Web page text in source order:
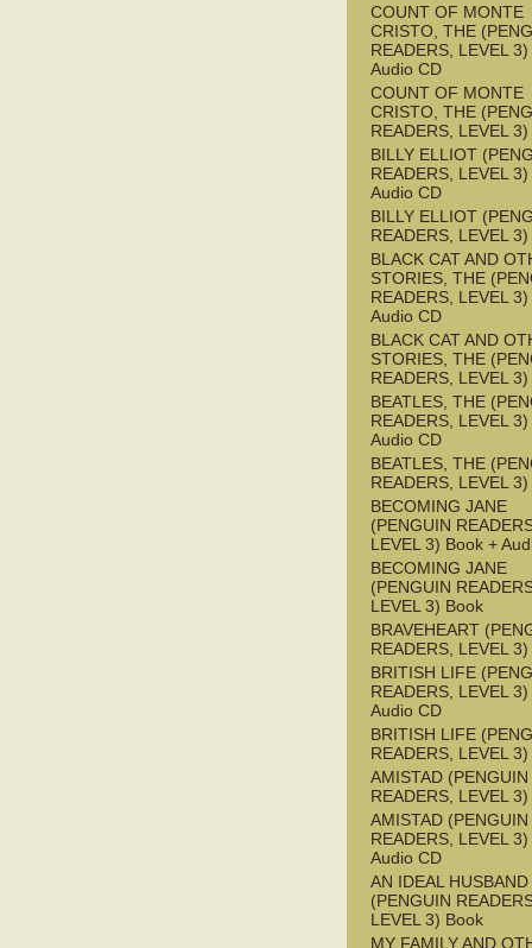
COUNT OF MONTE
CRISTO, THE
READERS, LEVEL
Audio CD
COUNT OF MONTE
CRISTO, THE
READERS, LEVEL
BILLY ELLIOT
READERS, LEVEL
Audio CD
BILLY ELLIOT
READERS, LEVEL
BLACK CAT AND
STORIES, THE
READERS, LEVEL
Audio CD
BLACK CAT AND
STORIES, THE
READERS, LEVEL
BEATLES, THE
READERS, LEVEL
Audio CD
BEATLES, THE
READERS, LEVEL
BECOMING JANE
(PENGUIN
LEVEL 3) Book +
BECOMING JANE
(PENGUIN
LEVEL 3) Book
BRAVEHEART
READERS, LEVEL
BRITISH LIFE
READERS, LEVEL
Audio CD
BRITISH LIFE
READERS, LEVEL
AMISTAD (PENGUIN
READERS, LEVEL
AMISTAD (PENGUIN
READERS, LEVEL
Audio CD
AN IDEAL HUSBAND
(PENGUIN
LEVEL 3) Book
MY FAMILY AND